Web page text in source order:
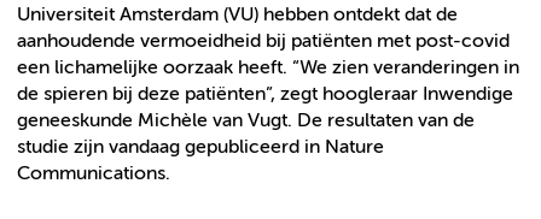
Universiteit Amsterdam (VU) hebben ontdekt dat de
aanhoudende vermoeidheid bij patiënten met post-covid
een lichamelijke oorzaak heeft. “We zien veranderingen in
de spieren bij deze patiënten”, zegt hoogleraar Inwendige
geneeskunde Michèle van Vugt. De resultaten van de
studie zijn vandaag gepubliceerd in Nature
Communications.